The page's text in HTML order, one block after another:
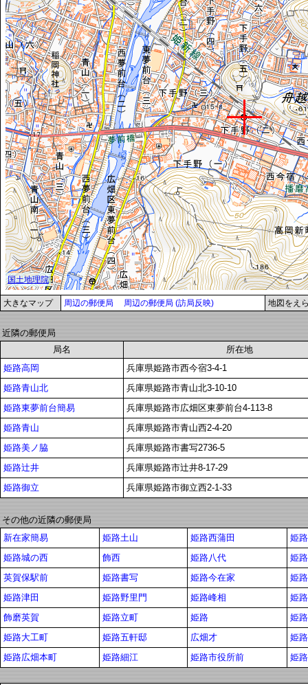
大きなマップ 周辺の郵便局 周辺の郵便局 (訪局反映) 地図をえ
近隣の郵便局
局名
所在地
姫路高岡
兵庫県姫路市西今宿3-4-1
姫路青山北
兵庫県姫路市青山北3-10-10
姫路東夢前台簡易
兵庫県姫路市広畑区東夢前台4-113-8
姫路青山
兵庫県姫路市青山西2-4-20
姫路美ノ脇
兵庫県姫路市書写2736-5
姫路辻井
兵庫県姫路市辻井8-17-29
姫路御立
兵庫県姫路市御立西2-1-33
その他の近隣の郵便局
新在家簡易
姫路土山 姫路西蒲田
姫
姫路城の西
飾西 姫路八代
姫
英賀保駅前
姫路書写 姫路今在家
姫
姫路津田
姫路野里門 姫路峰相
姫
飾磨英賀
姫路立町 姫路
姫
姫路大工町
姫路五軒邸 広畑才
姫
姫路広畑本町
姫路細江 姫路市役所前 姫